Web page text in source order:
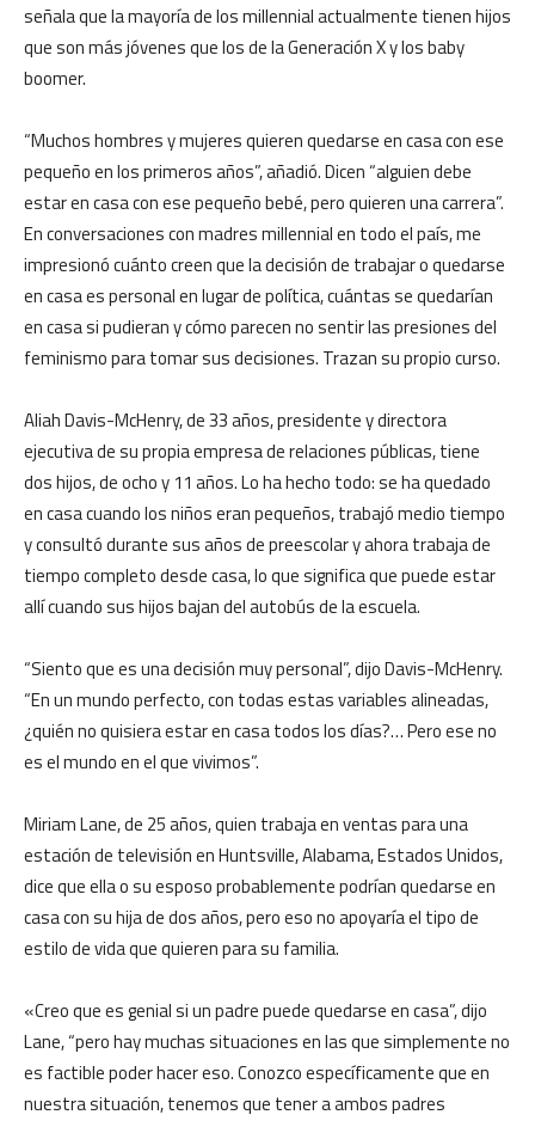
señala que la mayoría de los millennial actualmente tienen hijos
que son más jóvenes que los de la Generación X y los baby
boomer.
“Muchos hombres y mujeres quieren quedarse en casa con ese
pequeño en los primeros años”, añadió. Dicen “alguien debe
estar en casa con ese pequeño bebé, pero quieren una carrera”.
En conversaciones con madres millennial en todo el país, me
impresionó cuánto creen que la decisión de trabajar o quedarse
en casa es personal en lugar de política, cuántas se quedarían
en casa si pudieran y cómo parecen no sentir las presiones del
feminismo para tomar sus decisiones. Trazan su propio curso.
Aliah Davis-McHenry, de 33 años, presidente y directora
ejecutiva de su propia empresa de relaciones públicas, tiene
dos hijos, de ocho y 11 años. Lo ha hecho todo: se ha quedado
en casa cuando los niños eran pequeños, trabajó medio tiempo
y consultó durante sus años de preescolar y ahora trabaja de
tiempo completo desde casa, lo que significa que puede estar
allí cuando sus hijos bajan del autobús de la escuela.
“Siento que es una decisión muy personal”, dijo Davis-McHenry.
“En un mundo perfecto, con todas estas variables alineadas,
¿quién no quisiera estar en casa todos los días?… Pero ese no
es el mundo en el que vivimos”.
Miriam Lane, de 25 años, quien trabaja en ventas para una
estación de televisión en Huntsville, Alabama, Estados Unidos,
dice que ella o su esposo probablemente podrían quedarse en
casa con su hija de dos años, pero eso no apoyaría el tipo de
estilo de vida que quieren para su familia.
«Creo que es genial si un padre puede quedarse en casa”, dijo
Lane, “pero hay muchas situaciones en las que simplemente no
es factible poder hacer eso. Conozco específicamente que en
nuestra situación, tenemos que tener a ambos padres